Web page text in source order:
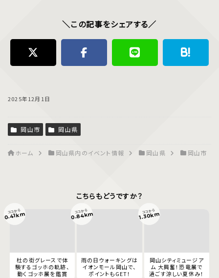
＼この記事をシェアする／
2025年12月1日
岡山市 岡山県
ホーム 岡山県内のイベント情報 岡山県 岡山市
こちらもどうですか？
杜の街グレースで体
験するゴッホの軌跡、
動くゴッホ展を鑑賞
ココから
0.41km
雨の日ウォーキングは
イオンモール岡山で、
ポイントもGET！
ココから
0.84km
岡山シティミュージア
ム 大興奮！恐竜展で
過ごす涼しい夏休み！
ココから
1.30km